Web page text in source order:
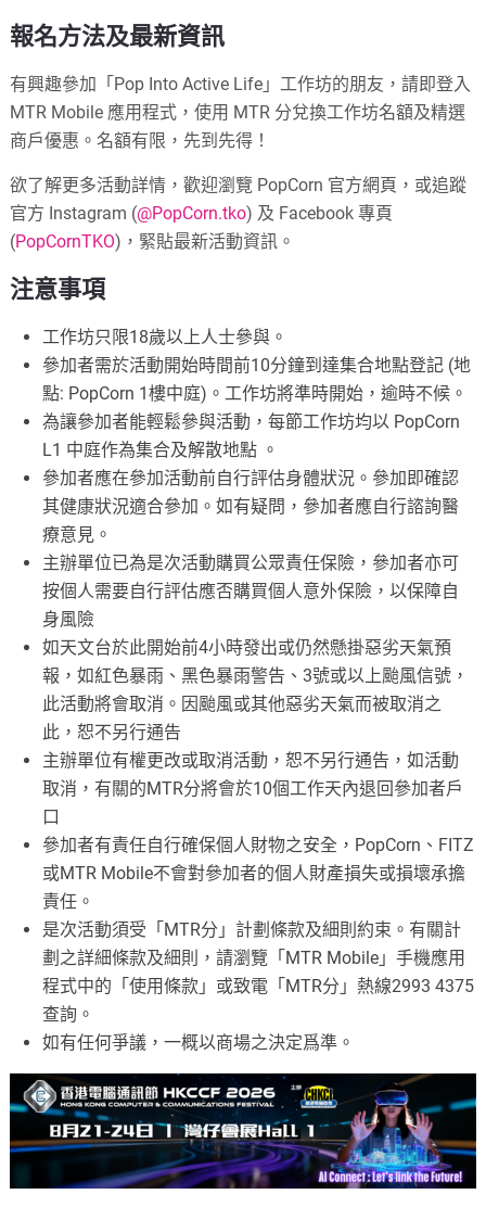
報名方法及最新資訊
有興趣參加「Pop Into Active Life」工作坊的朋友，請即登入
MTR Mobile 應用程式，使用 MTR 分兌換工作坊名額及精選
商戶優惠。名額有限，先到先得！
欲了解更多活動詳情，歡迎瀏覽 PopCorn 官方網頁，或追蹤
官方 Instagram (@PopCorn.tko) 及 Facebook 專頁
(PopCornTKO)，緊貼最新活動資訊。
注意事項
工作坊只限18歲以上人士參與。
參加者需於活動開始時間前10分鐘到達集合地點登記 (地
點: PopCorn 1樓中庭)。工作坊將準時開始，逾時不候。
為讓參加者能輕鬆參與活動，每節工作坊均以 PopCorn
L1 中庭作為集合及解散地點 。
參加者應在參加活動前自行評估身體狀況。參加即確認
其健康狀況適合參加。如有疑問，參加者應自行諮詢醫
療意見。
主辦單位已為是次活動購買公眾責任保險，參加者亦可
按個人需要自行評估應否購買個人意外保險，以保障自
身風險
如天文台於此開始前4小時發出或仍然懸掛惡劣天氣預
報，如紅色暴雨、黑色暴雨警告、3號或以上颱風信號，
此活動將會取消。因颱風或其他惡劣天氣而被取消之
此，恕不另行通告
主辦單位有權更改或取消活動，恕不另行通告，如活動
取消，有關的MTR分將會於10個工作天內退回參加者戶
口
參加者有責任自行確保個人財物之安全，PopCorn、FITZ
或MTR Mobile不會對參加者的個人財產損失或損壞承擔
責任。
⁠是次活動須受「MTR分」計劃條款及細則約束。有關計
劃之詳細條款及細則，請瀏覽「MTR Mobile」手機應用
程式中的「使用條款」或致電「MTR分」熱線2993 4375
查詢。
如有任何爭議，一概以商場之決定爲準。